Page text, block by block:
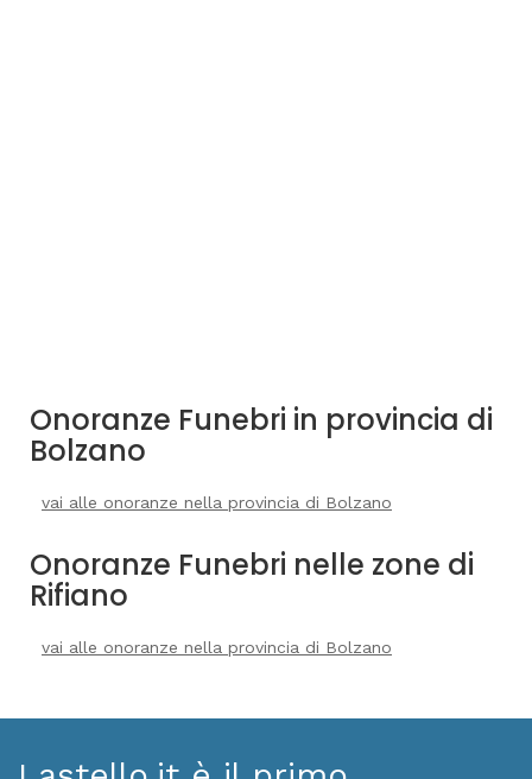
Onoranze Funebri in provincia di
Bolzano
vai alle onoranze nella provincia di Bolzano
Onoranze Funebri nelle zone di
Rifiano
vai alle onoranze nella provincia di Bolzano